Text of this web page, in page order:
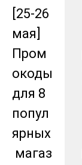
[25-26
мая]
Пром
окоды
для 8
попул
ярных
магаз